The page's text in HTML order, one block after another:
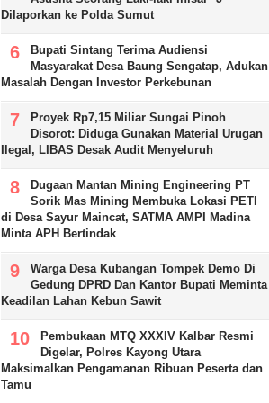
Dilaporkan ke Polda Sumut
Bupati Sintang Terima Audiensi
Masyarakat Desa Baung Sengatap, Adukan
Masalah Dengan Investor Perkebunan
Proyek Rp7,15 Miliar Sungai Pinoh
Disorot: Diduga Gunakan Material Urugan
Ilegal, LIBAS Desak Audit Menyeluruh
Dugaan Mantan Mining Engineering PT
Sorik Mas Mining Membuka Lokasi PETI
di Desa Sayur Maincat, SATMA AMPI Madina
Minta APH Bertindak
Warga Desa Kubangan Tompek Demo Di
Gedung DPRD Dan Kantor Bupati Meminta
Keadilan Lahan Kebun Sawit
Pembukaan MTQ XXXIV Kalbar Resmi
Digelar, Polres Kayong Utara
Maksimalkan Pengamanan Ribuan Peserta dan
Tamu